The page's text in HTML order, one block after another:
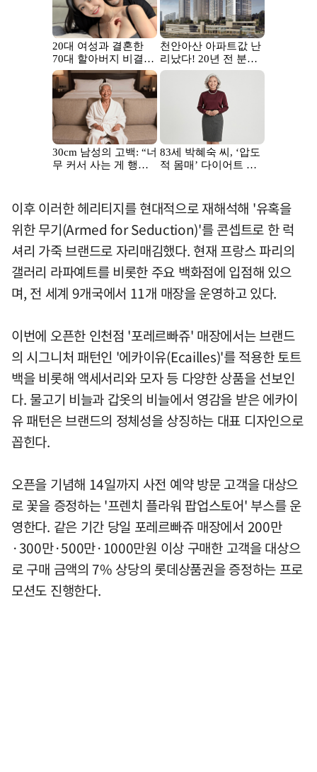
이후 이러한 헤리티지를 현대적으로 재해석해 '유혹을
위한 무기(Armed for Seduction)'를 콘셉트로 한 럭
셔리 가죽 브랜드로 자리매김했다. 현재 프랑스 파리의
갤러리 라파예트를 비롯한 주요 백화점에 입점해 있으
며, 전 세계 9개국에서 11개 매장을 운영하고 있다.
이번에 오픈한 인천점 '포레르빠쥬' 매장에서는 브랜드
의 시그니처 패턴인 '에카이유(Ecailles)'를 적용한 토트
백을 비롯해 액세서리와 모자 등 다양한 상품을 선보인
다. 물고기 비늘과 갑옷의 비늘에서 영감을 받은 에카이
유 패턴은 브랜드의 정체성을 상징하는 대표 디자인으로
꼽힌다.
오픈을 기념해 14일까지 사전 예약 방문 고객을 대상으
로 꽃을 증정하는 '프렌치 플라워 팝업스토어' 부스를 운
영한다. 같은 기간 당일 포레르빠쥬 매장에서 200만
·300만·500만·1000만원 이상 구매한 고객을 대상으
로 구매 금액의 7% 상당의 롯데상품권을 증정하는 프로
모션도 진행한다.